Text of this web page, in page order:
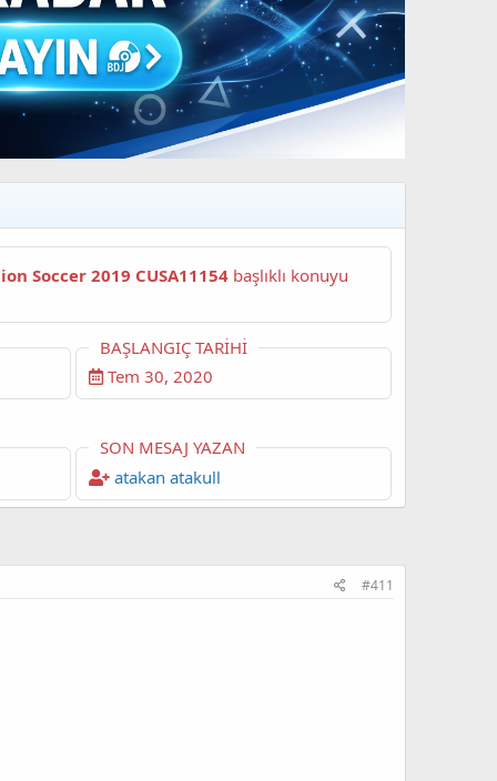
Pro Evolution Soccer 2019 CUSA11154 başlıklı konuyu
BAŞLANGIÇ TARIHI
Tem 30, 2020
SON MESAJ YAZAN
atakan atakull
#411